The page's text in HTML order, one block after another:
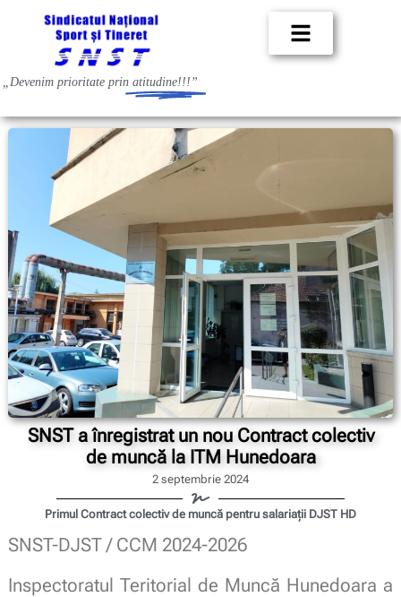
„Devenim prioritate prin atitudine!!!”
SNST a înregistrat un nou Contract colectiv
de muncă la ITM Hunedoara
2 septembrie 2024
Primul Contract colectiv de muncă pentru salariații DJST HD
SNST-DJST / CCM 2024-2026
Inspectoratul Teritorial de Muncă Hunedoara a